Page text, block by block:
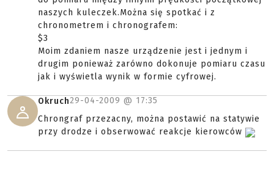
naszych kuleczek.Można się spotkać i z
chronometrem i chronografem:
$3
Moim zdaniem nasze urządzenie jest i jednym i
drugim ponieważ zarówno dokonuje pomiaru czasu
jak i wyświetla wynik w formie cyfrowej.
Okruch29-04-2009 @ 17:35
Chrongraf przezacny, można postawić na statywie
przy drodze i obserwować reakcje kierowców